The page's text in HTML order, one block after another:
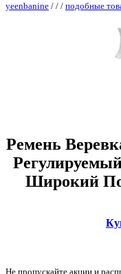
yeenbanine / / / подобные
Ремень
Широкий
Не пропускайте акции и